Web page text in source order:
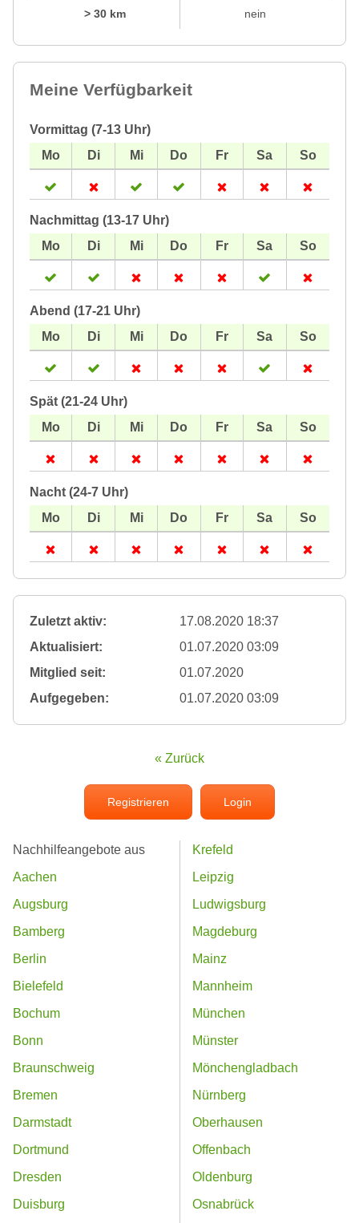
> 30 km nein
Meine Verfügbarkeit
Vormittag (7-13 Uhr)
Nachmittag (13-17 Uhr)
Abend (17-21 Uhr)
Spät (21-24 Uhr)
Nacht (24-7 Uhr)
Zuletzt aktiv:
17.08.2020 18:37
Aktualisiert:
01.07.2020 03:09
Mitglied seit:
01.07.2020
Aufgegeben:
01.07.2020 03:09
« Zurück
Registrieren Login
Nachhilfeangebote aus
Aachen
Augsburg
Bamberg
Berlin
Bielefeld
Bochum
Bonn
Braunschweig
Bremen
Darmstadt
Dortmund
Dresden
Duisburg
Krefeld
Leipzig
Ludwigsburg
Magdeburg
Mainz
Mannheim
München
Münster
Mönchengladbach
Nürnberg
Oberhausen
Offenbach
Oldenburg
Osnabrück